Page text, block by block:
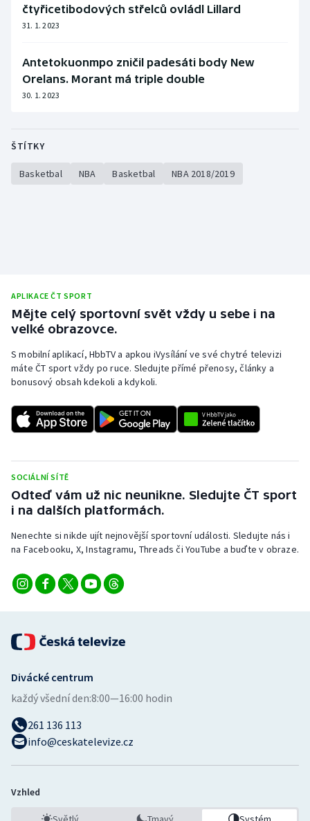
čtyřicetibodových střelců ovládl Lillard
31. 1. 2023
Antetokuonmpo zničil padesáti body New
Orelans. Morant má triple double
30. 1. 2023
ŠTÍTKY
Basketbal NBA Basketbal NBA 2018/2019
APLIKACE ČT SPORT
Mějte celý sportovní svět vždy u sebe i na
velké obrazovce.
S mobilní aplikací, HbbTV a apkou iVysílání ve své chytré televizi
máte ČT sport vždy po ruce. Sledujte přímé přenosy, články a
bonusový obsah kdekoli a kdykoli.
SOCIÁLNÍ SÍTĚ
Odteď vám už nic neunikne. Sledujte ČT sport
i na dalších platformách.
Nenechte si nikde ujít nejnovější sportovní události. Sledujte nás i
na Facebooku, X, Instagramu, Threads či YouTube a buďte v obraze.
Divácké centrum
každý všední den:8:00—16:00 hodin
261 136 113
info@ceskatelevize.cz
Vzhled